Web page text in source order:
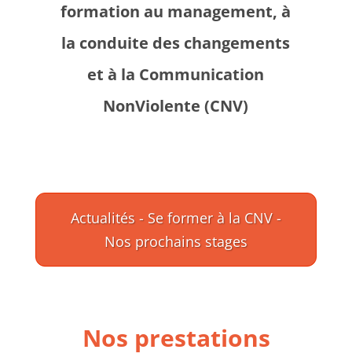
formation au management, à
la conduite des changements
et à la Communication
NonViolente (CNV)
Actualités - Se former à la CNV -
Nos prochains stages
Nos prestations